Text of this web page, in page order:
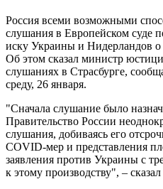
Россия всеми возможными
слушания в Европейском суде
иску Украины и Нидерландов о
Об этом сказал министр
слушаниях в Страсбурге,
среду, 26 января.
"Сначала слушание было
Правительство России
слушания, добиваясь его
COVID-мер и представления
заявления против Украины с
к этому производству", –